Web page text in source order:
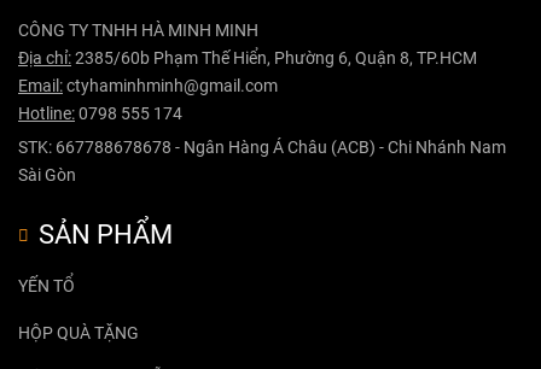
CÔNG TY TNHH HÀ MINH MINH
Địa chỉ:2385/60b Phạm Thế Hiển, Phường 6, Quận 8, TP.HCM
Email:ctyhaminhminh@gmail.com
Hotline:0798 555 174
STK: 667788678678 - Ngân Hàng Á Châu (ACB) - Chi Nhánh Nam
Sài Gòn
SẢN PHẨM
YẾN TỔ
HỘP QUÀ TẶNG